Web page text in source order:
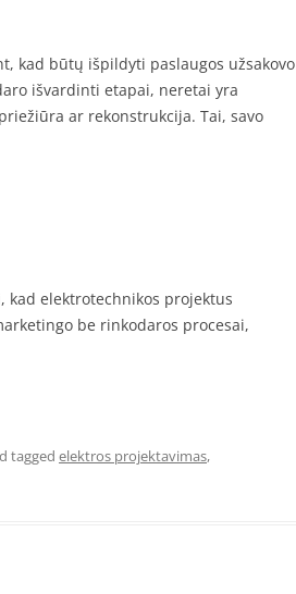
kad būtų išpildyti paslaugos užsakovo
išvardinti etapai, neretai yra
ar rekonstrukcija. Tai, savo
elektrotechnikos projektus
be rinkodaros procesai,
tagged elektros projektavimas,